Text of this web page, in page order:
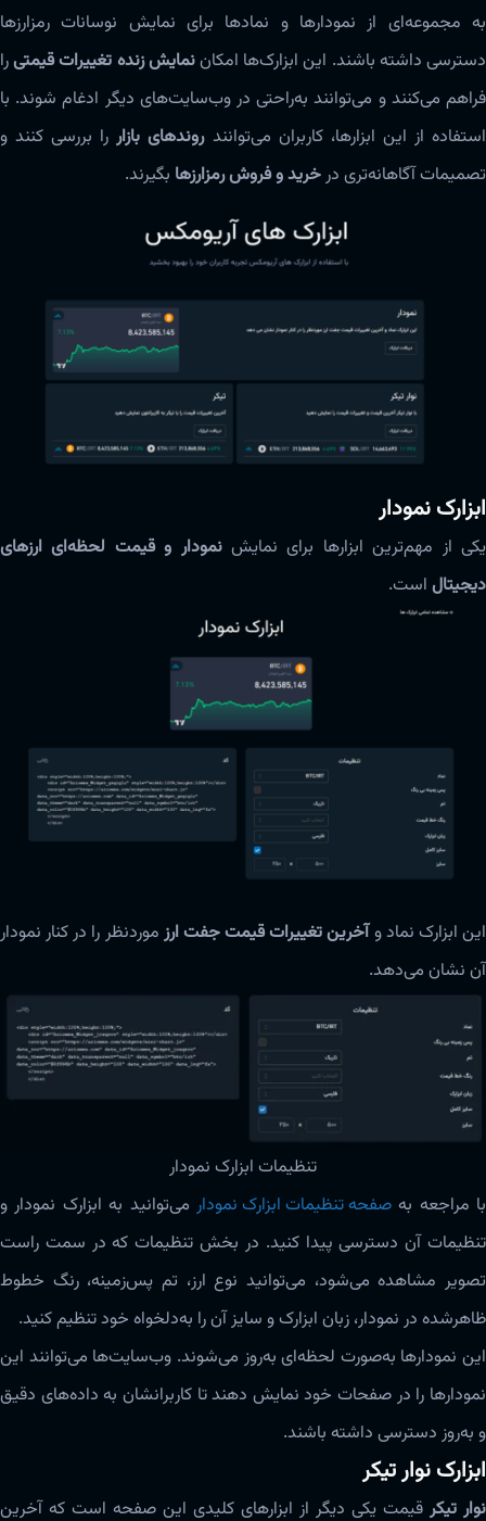
به مجموعه‌ای از نمودارها و نمادها برای نمایش نوسانات رمزارزها
دسترسی داشته باشند. این ابزارک‌ها امکاننمایش زنده تغییرات قیمتیرا
فراهم می‌کنند و می‌توانند به‌راحتی در وب‌سایت‌های دیگر ادغام شوند. با
استفاده از این ابزارها، کاربران می‌توانندروندهای بازاررا بررسی کنند و
تصمیمات آگاهانه‌تری درخرید و فروش رمزارزها بگیرند.
ابزارک نمودار
یکی از مهم‌ترین ابزارها برای نمایشنمودار و قیمت لحظه‌ای ارزهای
دیجیتال است.
این ابزارک نماد وآخرین تغییرات قیمت جفت ارز موردنظر را در کنار نمودار
آن نشان می‌دهد.
تنظیمات ابزارک نمودار
با مراجعه بهصفحه تنظیمات ابزارک نمودار می‌توانید به ابزارک نمودار و
تنظیمات آن دسترسی پیدا کنید. در بخش تنظیمات که در سمت راست
تصویر مشاهده می‌شود، می‌توانید نوع ارز، تم پس‌زمینه، رنگ خطوط
ظاهرشده در نمودار، زبان ابزارک و سایز آن را به‌دلخواه خود تنظیم کنید.
این نمودارها به‌صورت لحظه‌ای به‌روز می‌شوند. وب‌سایت‌ها می‌توانند این
نمودارها را در صفحات خود نمایش دهند تا کاربرانشان به داده‌های دقیق
و به‌روز دسترسی داشته باشند.
ابزارک نوار تیکر
نوار تیکر قیمت یکی دیگر از ابزارهای کلیدی این صفحه است که آخرین